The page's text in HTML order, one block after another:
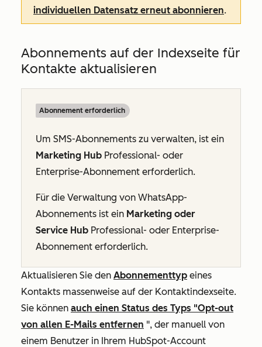
individuellen Datensatz erneut abonnieren.
Abonnements auf der Indexseite für
Kontakte aktualisieren
Abonnement erforderlich
Um SMS-Abonnements zu verwalten, ist ein
Marketing Hub Professional- oder
Enterprise-Abonnement erforderlich.
Für die Verwaltung von WhatsApp-
Abonnements ist ein Marketing oder
Service Hub Professional- oder Enterprise-
Abonnement erforderlich.
Aktualisieren Sie den Abonnementtyp eines
Kontakts massenweise auf der Kontaktindexseite.
Sie können auch einen Status des Typs "Opt-out
von allen E-Mails entfernen ", der manuell von
einem Benutzer in Ihrem HubSpot-Account